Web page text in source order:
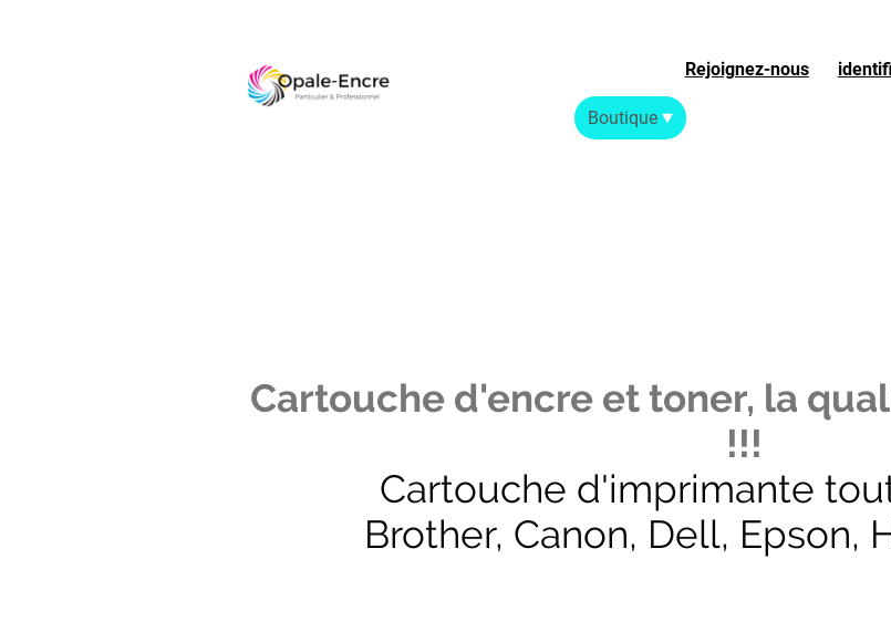
Rejoignez-nousou
Boutique
Cartouche d'encre et toner, la
!!!
Cartouche d'imprimante
Brother, Canon, Dell, Epson,